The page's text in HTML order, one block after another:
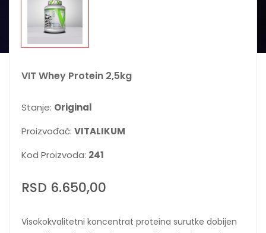
VIT Whey Protein 2,5kg
Stanje: Original
Proizvođač: VITALIKUM
Kod Proizvoda: 241
RSD 6.650,00
Visokokvalitetni koncentrat proteina surutke dobijen